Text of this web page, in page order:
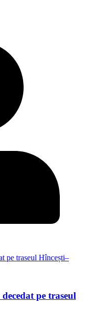
pe traseul